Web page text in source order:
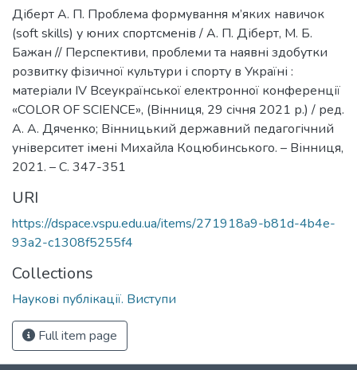
Діберт А. П. Проблема формування м’яких навичок
(soft skills) у юних спортсменів / А. П. Діберт, М. Б.
Бажан // Перспективи, проблеми та наявні здобутки
розвитку фізичної культури і спорту в Україні :
матеріали ІV Всеукраїнської електронної конференції
«COLOR OF SCIENCE», (Вінниця, 29 січня 2021 р.) / ред.
А. А. Дяченко; Вінницький державний педагогічний
університет імені Михайла Коцюбинського. – Вінниця,
2021. – С. 347-351
URI
https://dspace.vspu.edu.ua/items/271918a9-b81d-4b4e-
93a2-c1308f5255f4
Collections
Наукові публікації. Виступи
Full item page